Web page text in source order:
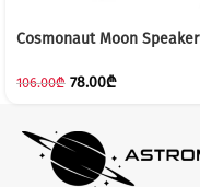
Cosmonaut Moon Speaker
106.00₾ 78.00₾